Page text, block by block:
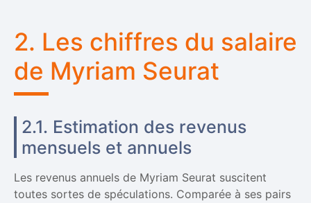
2. Les chiffres du salaire
de Myriam Seurat
2.1. Estimation des revenus
mensuels et annuels
Les revenus annuels de Myriam Seurat suscitent
toutes sortes de spéculations. Comparée à ses pairs